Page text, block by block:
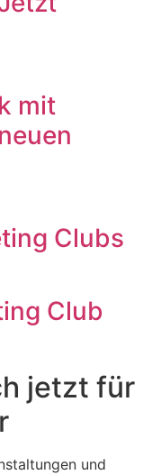
mit
Clubs
Club
jetzt für
und